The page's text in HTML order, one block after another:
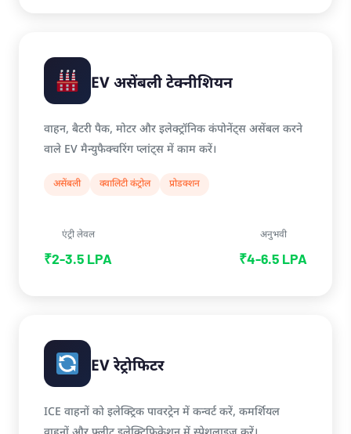
EV असेंबली टेक्नीशियन
वाहन, बैटरी पैक, मोटर और इलेक्ट्रॉनिक कंपोनेंट्स असेंबल करने
वाले EV मैन्युफैक्चरिंग प्लांट्स में काम करें।
असेंबली क्वालिटी कंट्रोल प्रोडक्शन
एंट्री लेवल
₹2-3.5 LPA
अनुभवी
₹4-6.5 LPA
EV रेट्रोफिटर
ICE वाहनों को इलेक्ट्रिक पावरट्रेन में कन्वर्ट करें, कमर्शियल